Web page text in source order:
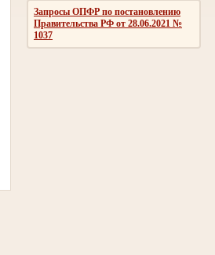
Запросы ОПФР по постановлению
Правительства РФ от 28.06.2021 №
1037